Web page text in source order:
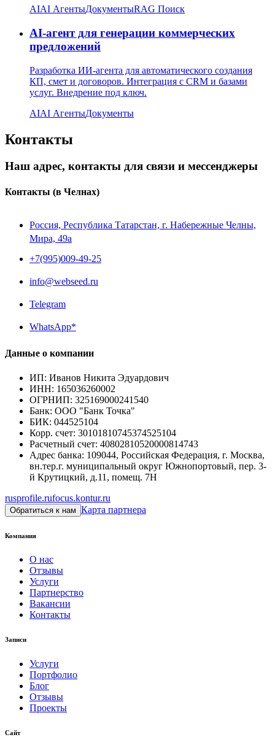
AIAI АгентыДокументыRAG Поиск
AI-агент для генерации коммерческих
предложений
Разработка ИИ-агента для автоматического создания
КП, смет и договоров. Интеграция с CRM и базами
услуг. Внедрение под ключ.
AIAI АгентыДокументы
Контакты
Наш адрес, контакты для связи и мессенджеры
Контакты (в Челнах)
Россия, Республика Татарстан, г. Набережные Челны,
Мира, 49a
+7(995)009-49-25
info@webseed.ru
Telegram
WhatsApp*
Данные о компании
ИП: Иванов Никита Эдуардович
ИНН: 165036260002
ОГРНИП: 325169000241540
Банк: ООО "Банк Точка"
БИК: 044525104
Корр. счет: 30101810745374525104
Расчетный счет: 40802810520000814743
Адрес банка: 109044, Российская Федерация, г. Москва,
вн.тер.г. муниципальный округ Южнопортовый, пер. 3-
й Крутицкий, д.11, помещ. 7Н
rusprofile.rufocus.kontur.ru
Обратиться к нам Карта партнера
Компания
О нас
Отзывы
Услуги
Партнерство
Вакансии
Контакты
Записи
Услуги
Портфолио
Блог
Отзывы
Проекты
Сайт